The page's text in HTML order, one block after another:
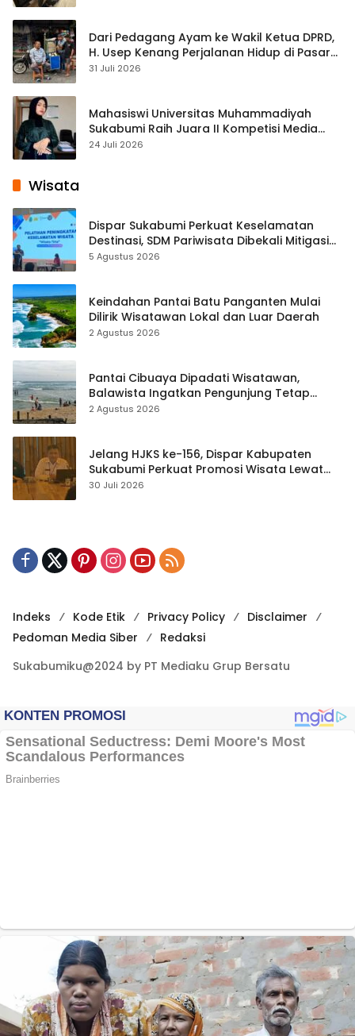
Dari Pedagang Ayam ke Wakil Ketua DPRD,
H. Usep Kenang Perjalanan Hidup di Pasar
Cisaat
31 Juli 2026
Mahasiswi Universitas Muhammadiyah
Sukabumi Raih Juara II Kompetisi Media
Pembelajaran Digital Tingkat Internasional
24 Juli 2026
Wisata
Dispar Sukabumi Perkuat Keselamatan
Destinasi, SDM Pariwisata Dibekali Mitigasi
hingga Teknik Evakuasi
5 Agustus 2026
Keindahan Pantai Batu Panganten Mulai
Dilirik Wisatawan Lokal dan Luar Daerah
2 Agustus 2026
Pantai Cibuaya Dipadati Wisatawan,
Balawista Ingatkan Pengunjung Tetap
Waspada
2 Agustus 2026
Jelang HJKS ke-156, Dispar Kabupaten
Sukabumi Perkuat Promosi Wisata Lewat
Publikasi Digital
30 Juli 2026
Indeks Kode Etik Privacy Policy
Disclaimer
Pedoman Media Siber
Redaksi
Sukabumiku@2024 by PT Mediaku Grup Bersatu